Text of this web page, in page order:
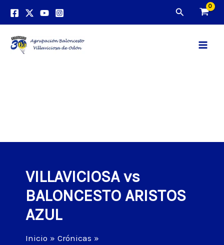
Buscar
VILLAVICIOSA vs
BALONCESTO ARISTOS
AZUL
Inicio
Crónicas